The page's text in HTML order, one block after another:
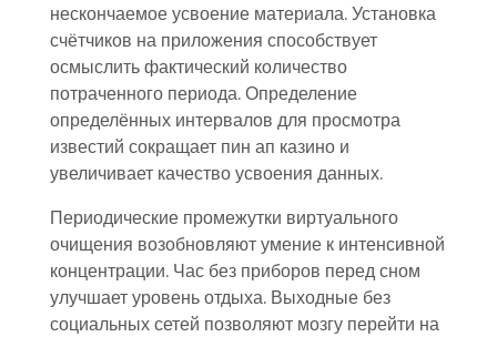
нескончаемое усвоение материала. Установка
счётчиков на приложения способствует
осмыслить фактический количество
потраченного периода. Определение
определённых интервалов для просмотра
известий сокращает пин ап казино и
увеличивает качество усвоения данных.
Периодические промежутки виртуального
очищения возобновляют умение к интенсивной
концентрации. Час без приборов перед сном
улучшает уровень отдыха. Выходные без
социальных сетей позволяют мозгу перейти на